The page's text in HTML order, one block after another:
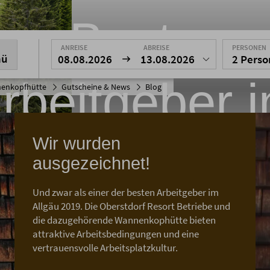
Gutscheine & News Blog
ANREISE
08.08.2026
ABREISE
13.08.2026
PERSONEN
2
Beste
Allgäu
ist ausgezeichnet
Place to Work 2019
Wir wurden
ausgezeichnet!
Und zwar als einer der besten Arbeitgeber im
Allgäu 2019. Die Oberstdorf Resort Betriebe und
die dazugehörende Wannenkophütte bieten
attraktive Arbeitsbedingungen und eine
vertrauensvolle Arbeitsplatzkultur.